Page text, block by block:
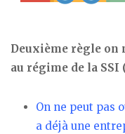
Deuxième règle on
au régime de la SSI
On ne peut pas
a déjà une